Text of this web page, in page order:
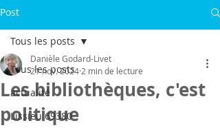
Post
Tous les posts
actualité
Lissieu 69380
Tous les posts
Les bibliothèques, c'est
politique
Danièle Godard-Livet
21 nov. 2024 2 min de lecture